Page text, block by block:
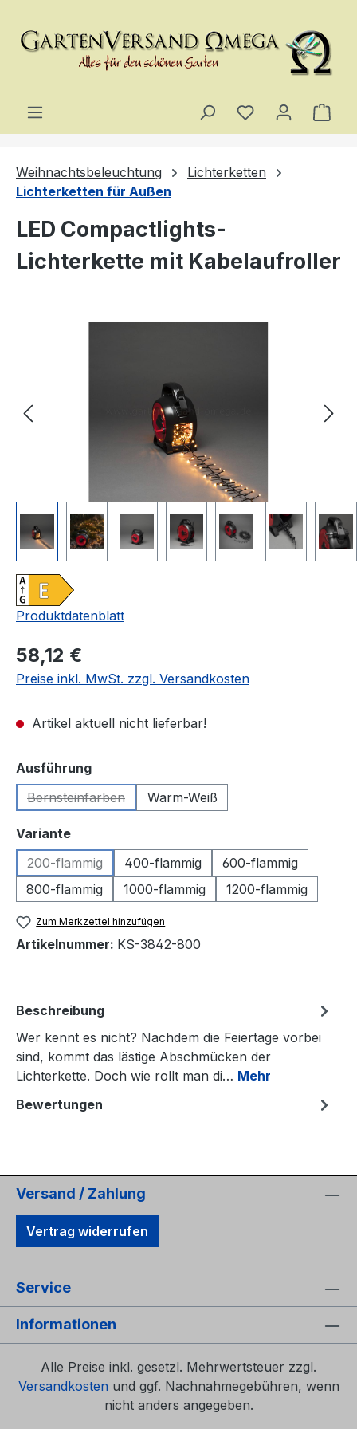
Du hast 0
Weihnachtsbeleuchtung
Lichterketten
Lichterketten für Außen
LED Compactlights-
Lichterkette mit Kabelaufroller
Produktdatenblatt
Regulärer Preis:
58,12 €
Preise inkl. MwSt. zzgl. Versandkosten
Artikel aktuell nicht lieferbar!
Ausführungauswählen
Bernsteinfarben
(Diese Option ist zurzeit nicht verfügbar.)
Warm-Weiß
Varianteauswählen
200-flammig
(Diese Option ist zurzeit nicht verfügbar.)
400-flammig
600-flammig
800-flammig
1000-flammig 1200-flammig
Zum Merkzettel hinzufügen
Artikelnummer: KS-3842-800
Beschreibung
Wer kennt es nicht? Nachdem die Feiertage vorbei
sind, kommt das lästige Abschmücken der
Lichterkette. Doch wie rollt man di… Mehr
Bewertungen
Versand / Zahlung
Vertrag widerrufen
Service
Informationen
Alle Preise inkl. gesetzl. Mehrwertsteuer zzgl.
Versandkosten und ggf. Nachnahmegebühren, wenn
nicht anders angegeben.